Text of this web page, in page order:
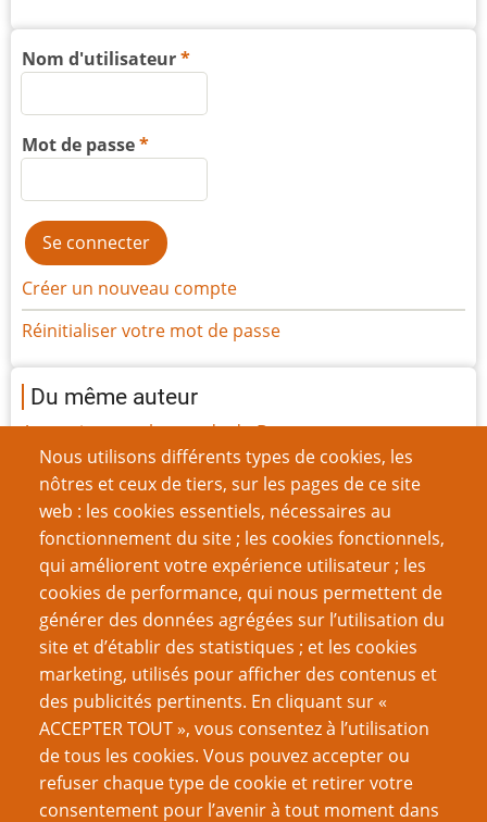
Nous utilisons différents types de cookies, les
nôtres et ceux de tiers, sur les pages de ce site
web : les cookies essentiels, nécessaires au
fonctionnement du site ; les cookies fonctionnels,
qui améliorent votre expérience utilisateur ; les
cookies de performance, qui nous permettent de
générer des données agrégées sur l’utilisation du
site et d’établir des statistiques ; et les cookies
marketing, utilisés pour afficher des contenus et
des publicités pertinents. En cliquant sur «
ACCEPTER TOUT », vous consentez à l’utilisation
de tous les cookies. Vous pouvez accepter ou
refuser chaque type de cookie et retirer votre
consentement pour l’avenir à tout moment dans
Nom d'utilisateur
Mot de passe
Créer un nouveau compte
Réinitialiser votre mot de passe
Du même auteur
Ascension vers le monde du Dessus
yaka, fokon, faire une convention
Une rapide ovation pour Spirit of the century
L'étincelle de l'Avatar
Nous sommes au XXIe siècle et les rôlistes sont
toujours des billes en économie
Style et structure
Résumez-le !
Osez être stupide
L'Avatar, l'Audience et l'Auteur
Du boulot pour les copains
Pagination
Page
précédente
‹‹ 9
Page
suivante
››